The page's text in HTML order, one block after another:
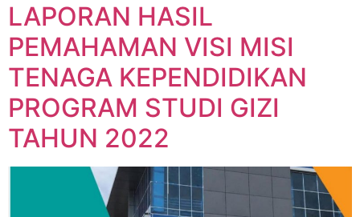
LAPORAN HASIL
PEMAHAMAN VISI MISI
TENAGA KEPENDIDIKAN
PROGRAM STUDI GIZI
TAHUN 2022